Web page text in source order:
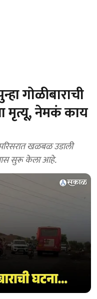
गोळीबाराची
मृत्यू, नेमकं काय
खळबळ उडाली
सुरू केला आहे.